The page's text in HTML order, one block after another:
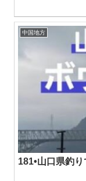
中国地方
181•山口県釣